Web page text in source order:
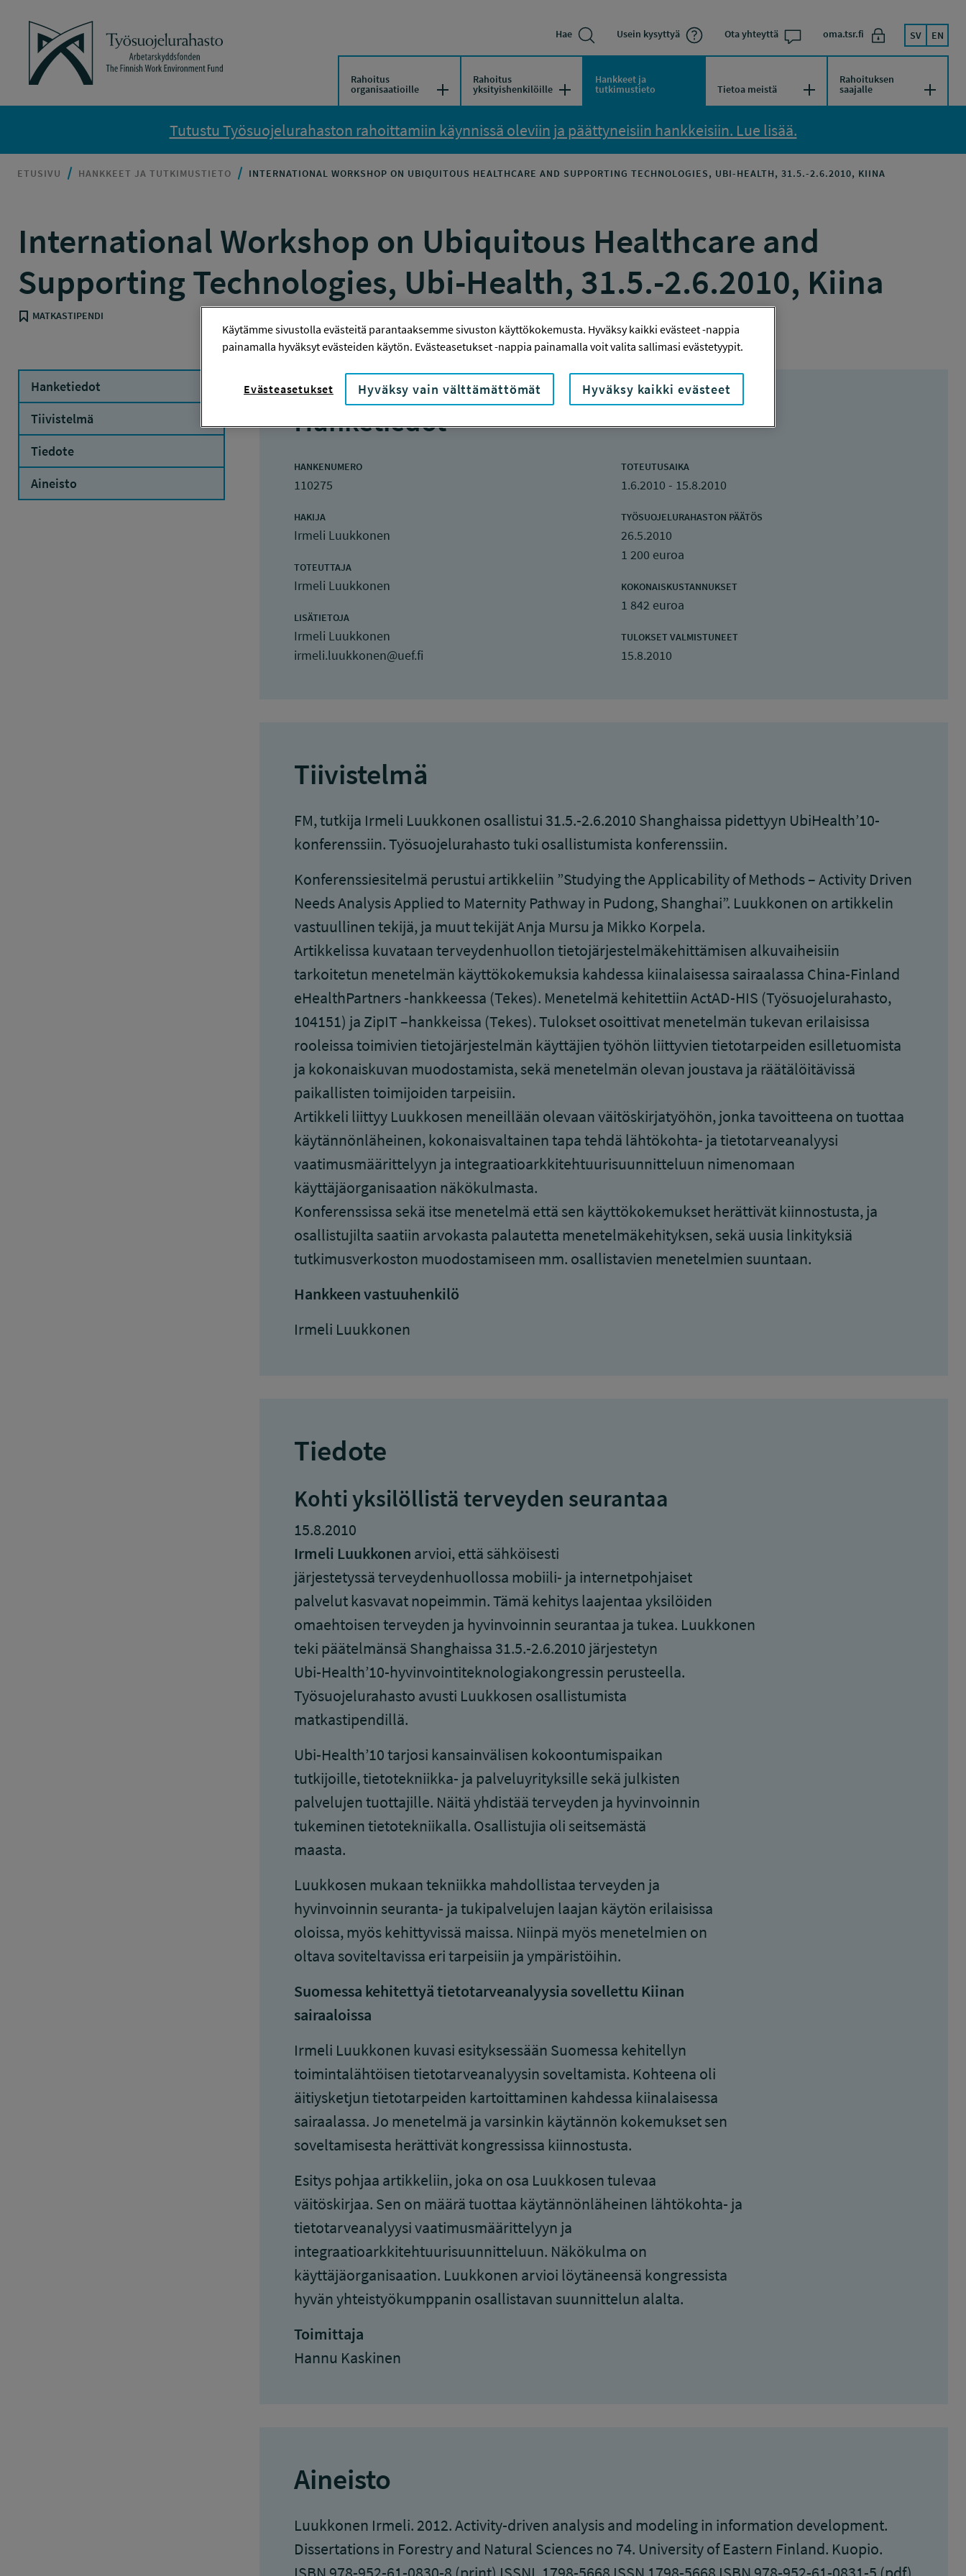
Työsuojelurahasto
Hae Usein kysyttyä Ota yhteyttä oma.tsr.fi SV EN
Rahoitus
organisaatioille Avaa/Sulje valikko
Rahoitus
yksityishenkilöille Avaa/Sulje valikko
Hankkeet ja
tutkimustieto Tietoa meistä Avaa/Sulje valikko
Rahoituksen
saajalle Avaa/
Tutustu Työsuojelurahaston rahoittamiin käynnissä oleviin ja päättyneisiin hankkeisiin. Lue lisää.
ETUSIVU HANKKEET JA TUTKIMUSTIETO INTERNATIONAL WORKSHOP ON UBIQUITOUS HEALTHCARE AND SUPPORTING TECHNOLOGIES, UBI-HEALTH, 31.5.-2.6.2010, KIINA
International Workshop on Ubiquitous Healthcare and
Supporting Technologies, Ubi-Health, 31.5.-2.6.2010, Kiina
MATKASTIPENDI
Hanketiedot
Tiivistelmä
Tiedote
Aineisto
Hanketiedot
HANKENUMERO
110275
HAKIJA
Irmeli Luukkonen
TOTEUTTAJA
Irmeli Luukkonen
LISÄTIETOJA
Irmeli Luukkonen
irmeli.luukkonen@uef.fi
TOTEUTUSAIKA
1.6.2010 - 15.8.2010
TYÖSUOJELURAHASTON PÄÄTÖS
26.5.2010
1 200 euroa
KOKONAISKUSTANNUKSET
1 842 euroa
TULOKSET VALMISTUNEET
15.8.2010
Tiivistelmä
FM, tutkija Irmeli Luukkonen osallistui 31.5.-2.6.2010 Shanghaissa pidettyyn UbiHealth’10-
konferenssiin. Työsuojelurahasto tuki osallistumista konferenssiin.
Konferenssiesitelmä perustui artikkeliin ”Studying the Applicability of Methods – Activity Driven
Needs Analysis Applied to Maternity Pathway in Pudong, Shanghai”. Luukkonen on artikkelin
vastuullinen tekijä, ja muut tekijät Anja Mursu ja Mikko Korpela.
Artikkelissa kuvataan terveydenhuollon tietojärjestelmäkehittämisen alkuvaiheisiin
tarkoitetun menetelmän käyttökokemuksia kahdessa kiinalaisessa sairaalassa China-Finland
eHealthPartners -hankkeessa (Tekes). Menetelmä kehitettiin ActAD-HIS (Työsuojelurahasto,
104151) ja ZipIT –hankkeissa (Tekes). Tulokset osoittivat menetelmän tukevan erilaisissa
rooleissa toimivien tietojärjestelmän käyttäjien työhön liittyvien tietotarpeiden esilletuomista
ja kokonaiskuvan muodostamista, sekä menetelmän olevan joustava ja räätälöitävissä
paikallisten toimijoiden tarpeisiin.
Artikkeli liittyy Luukkosen meneillään olevaan väitöskirjatyöhön, jonka tavoitteena on tuottaa
käytännönläheinen, kokonaisvaltainen tapa tehdä lähtökohta- ja tietotarveanalyysi
vaatimusmäärittelyyn ja integraatioarkkitehtuurisuunnitteluun nimenomaan
käyttäjäorganisaation näkökulmasta.
Konferenssissa sekä itse menetelmä että sen käyttökokemukset herättivät kiinnostusta, ja
osallistujilta saatiin arvokasta palautetta menetelmäkehityksen, sekä uusia linkityksiä
tutkimusverkoston muodostamiseen mm. osallistavien menetelmien suuntaan.
Hankkeen vastuuhenkilö
Irmeli Luukkonen
Tiedote
Kohti yksilöllistä terveyden seurantaa
15.8.2010
Irmeli Luukkonen arvioi, että sähköisesti
järjestetyssä terveydenhuollossa mobiili- ja internetpohjaiset
palvelut kasvavat nopeimmin. Tämä kehitys laajentaa yksilöiden
omaehtoisen terveyden ja hyvinvoinnin seurantaa ja tukea. Luukkonen
teki päätelmänsä Shanghaissa 31.5.-2.6.2010 järjestetyn
Ubi-Health’10-hyvinvointiteknologiakongressin perusteella.
Työsuojelurahasto avusti Luukkosen osallistumista
matkastipendillä.
Ubi-Health’10 tarjosi kansainvälisen kokoontumispaikan
tutkijoille, tietotekniikka- ja palveluyrityksille sekä julkisten
palvelujen tuottajille. Näitä yhdistää terveyden ja hyvinvoinnin
tukeminen tietotekniikalla. Osallistujia oli seitsemästä
maasta.
Luukkosen mukaan tekniikka mahdollistaa terveyden ja
hyvinvoinnin seuranta- ja tukipalvelujen laajan käytön erilaisissa
oloissa, myös kehittyvissä maissa. Niinpä myös menetelmien on
oltava soviteltavissa eri tarpeisiin ja ympäristöihin.
Suomessa kehitettyä tietotarveanalyysia sovellettu Kiinan
sairaaloissa
Irmeli Luukkonen kuvasi esityksessään Suomessa kehitellyn
toimintalähtöisen tietotarveanalyysin soveltamista. Kohteena oli
äitiysketjun tietotarpeiden kartoittaminen kahdessa kiinalaisessa
sairaalassa. Jo menetelmä ja varsinkin käytännön kokemukset sen
soveltamisesta herättivät kongressissa kiinnostusta.
Esitys pohjaa artikkeliin, joka on osa Luukkosen tulevaa
väitöskirjaa. Sen on määrä tuottaa käytännönläheinen lähtökohta- ja
tietotarveanalyysi vaatimusmäärittelyyn ja
integraatioarkkitehtuurisuunnitteluun. Näkökulma on
käyttäjäorganisaation. Luukkonen arvioi löytäneensä kongressista
hyvän yhteistyökumppanin osallistavan suunnittelun alalta.
Toimittaja
Hannu Kaskinen
Aineisto
Luukkonen Irmeli. 2012. Activity-driven analysis and modeling in information development.
Dissertations in Forestry and Natural Sciences no 74. University of Eastern Finland. Kuopio.
Käytämme sivustolla evästeitä parantaaksemme sivuston käyttökokemusta. Hyväksy kaikki evästeet -nappia
painamalla hyväksyt evästeiden käytön. Evästeasetukset -nappia painamalla voit valita sallimasi evästetyypit.
Hyväksy vain välttämättömät Hyväksy kaikki evästeet
Evästeasetukset